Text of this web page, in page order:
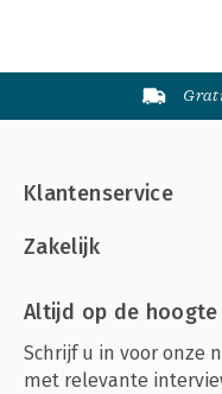
Klantenservice
Zakelijk
Altijd op de hoogte
Schrijf u in voor onze
met relevante